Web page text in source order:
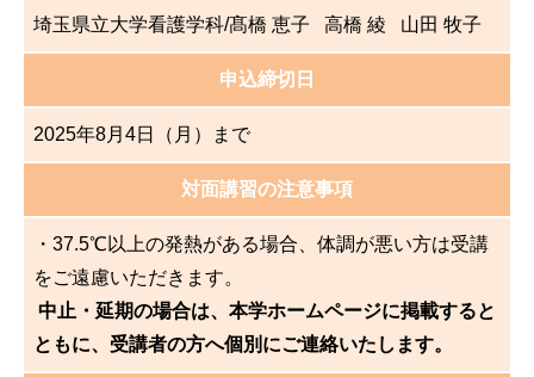
埼玉県立大学看護学科/髙橋 恵子 高橋 綾 山田 牧子
申込締切日
2025年8月4日（月）まで
対面講習の注意事項
・37.5℃以上の発熱がある場合、体調が悪い方は受講
をご遠慮いただきます。
中止・延期の場合は、本学ホームページに掲載すると
ともに、受講者の方へ個別にご連絡いたします。